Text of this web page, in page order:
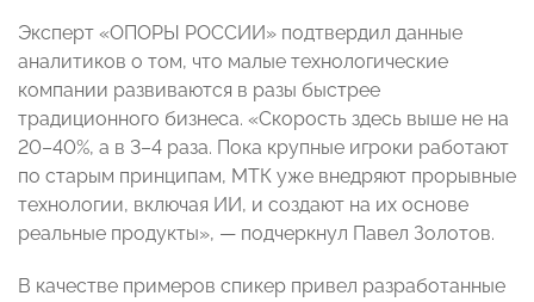
Эксперт «ОПОРЫ РОССИИ» подтвердил данные
аналитиков о том, что малые технологические
компании развиваются в разы быстрее
традиционного бизнеса. «Скорость здесь выше не на
20–40%, а в 3–4 раза. Пока крупные игроки работают
по старым принципам, МТК уже внедряют прорывные
технологии, включая ИИ, и создают на их основе
реальные продукты», — подчеркнул Павел Золотов.
В качестве примеров спикер привел разработанные